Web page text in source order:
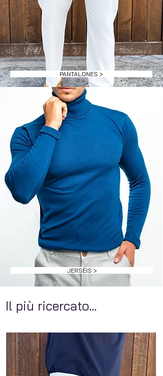
PANTALONES >
JERSÉIS >
Il più ricercato...